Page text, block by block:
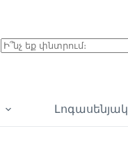
Լոգասենյակ